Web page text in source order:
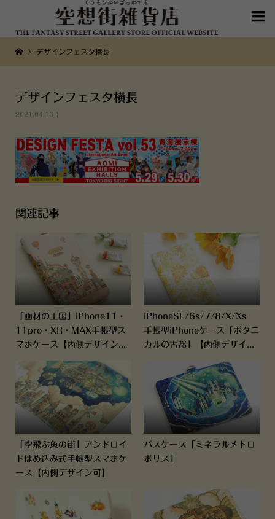

デザインフェスタ横長
デザインフェスタ横長
2021.04.13
関連記事
「画材の王国」iPhone11・
11pro・XR・MAX手帳型ス
マホケース【内側デザイン...
iPhoneSE/6s/7/8/X/Xs
手帳型iPhoneケース「ボタニ
カルの古都」【内側デザイ...
「空飛ぶ魚の街」アンドロイ
ドはめ込み式手帳型スマホケ
ース【内側デザイン可】
パスケース「ミネラルメトロ
ポリス」